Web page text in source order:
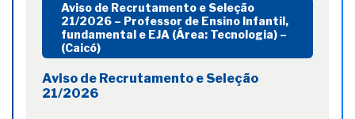
Aviso de Recrutamento e Seleção
21/2026 – Professor de Ensino Infantil,
fundamental e EJA (Área: Tecnologia) –
(Caicó)
Aviso de Recrutamento e Seleção
21/2026